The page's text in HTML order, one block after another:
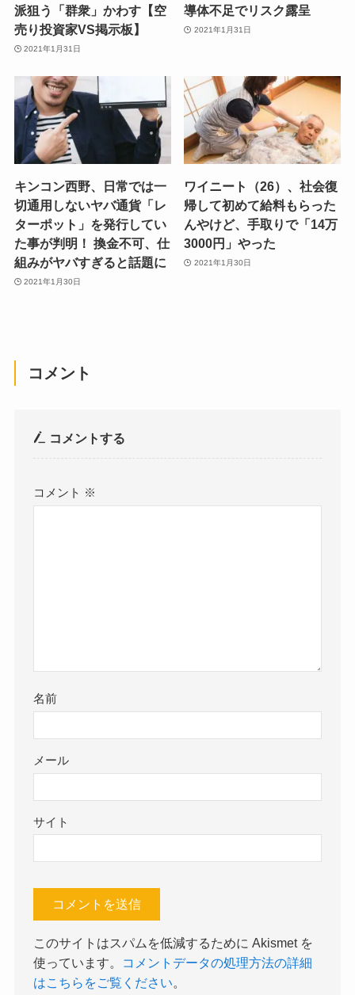
派狙う「群衆」かわす【空
売り投資家VS掲示板】
2021年1月31日
導体不足でリスク露呈
2021年1月31日
キンコン西野、日常では一
切通用しないヤバ通貨「レ
ターポット」を発行してい
た事が判明！ 換金不可、仕
組みがヤバすぎると話題に
2021年1月30日
ワイニート（26）、社会復
帰して初めて給料もらった
んやけど、手取りで「14万
3000円」やった
2021年1月30日
コメント
コメントする
コメント ※
名前
メール
サイト
このサイトはスパムを低減するために Akismet を
使っています。
コメントデータの処理方法の詳細
はこちらをご覧ください。